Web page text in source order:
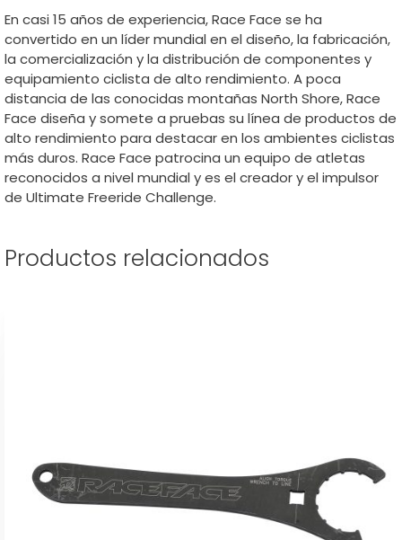
En casi 15 años de experiencia, Race Face se ha
convertido en un líder mundial en el diseño, la fabricación,
la comercialización y la distribución de componentes y
equipamiento ciclista de alto rendimiento. A poca
distancia de las conocidas montañas North Shore, Race
Face diseña y somete a pruebas su línea de productos de
alto rendimiento para destacar en los ambientes ciclistas
más duros. Race Face patrocina un equipo de atletas
reconocidos a nivel mundial y es el creador y el impulsor
de Ultimate Freeride Challenge.
Productos relacionados